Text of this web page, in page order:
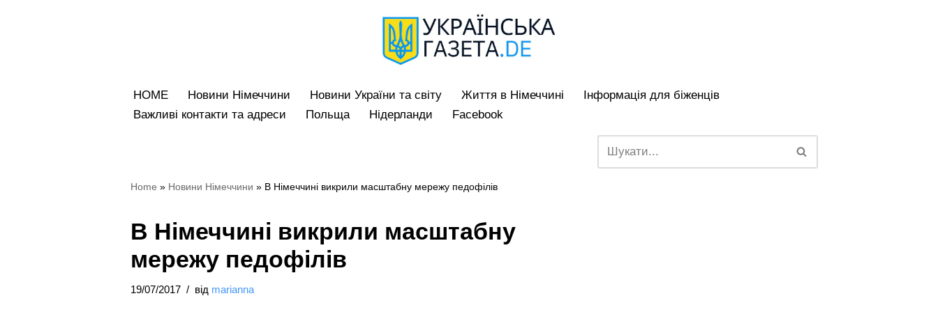
HOME
Новини Німеччини Hовини України та світу Життя в Німеччині
Iнформація для біженців
Bажливі контакти та адреси
Польща Нідерланди Facebook
Home » Новини Німеччини » В Німеччині викрили масштабну мережу педофілів
В Німеччині викрили масштабну
мережу педофілів
19/07/2017 від marianna